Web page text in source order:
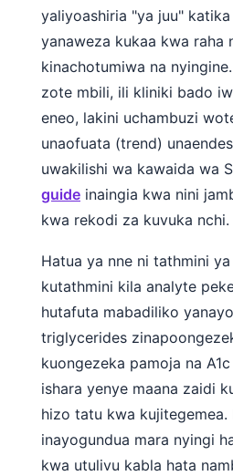
yaliyoashiria "ya juu"
yanaweza kukaa kwa raha
kinachotumiwa na
zote mbili, ili kliniki bado
eneo, lakini uchambuzi
unaofuata (trend)
uwakilishi wa kawaida wa
guide inaingia kwa nini
kwa rekodi za kuvuka nchi.
Hatua ya nne ni tathmini
kutathmini kila analyte
hutafuta mabadiliko
triglycerides
kuongezeka pamoja na
ishara yenye maana zaidi
hizo tatu kwa kujitegemea.
inayogundua mara nyingi
kwa utulivu kabla hata